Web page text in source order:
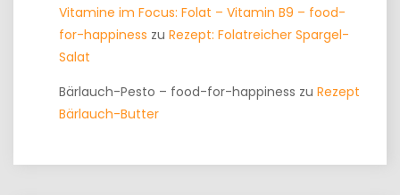
Vitamine im Focus: Folat – Vitamin B9 – food-
for-happiness zu Rezept: Folatreicher Spargel-
Salat
Bärlauch-Pesto – food-for-happiness zu Rezept
Bärlauch-Butter